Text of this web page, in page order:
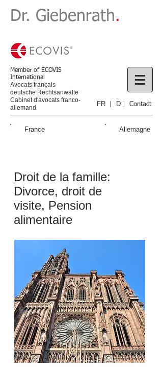
​Dr. Giebenrath.
Member of ECOVIS
International
Avocats français
deutsche Rechtsanwälte
Cabinet d'avocats franco-
allemand
Avocat, Avocats, Cabinets
d’avocats, Cabinet d’avocat,
France, Alsace, Strasbourg,
famille, succession,
frontalier, Kehl
FR D Contact
France Allemagne
Droit de la famille:
Divorce, droit de
visite, Pension
alimentaire